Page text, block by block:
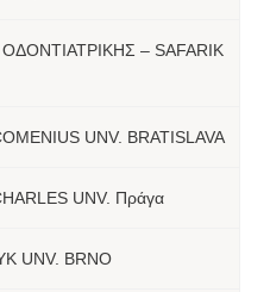
ΟΔΟΝΤΙΑΤΡΙΚΗΣ – SAFARIK
UNV. BRATISLAVA
UNV. Πράγα
UNV. BRNO